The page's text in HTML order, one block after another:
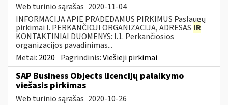
Web turinio sąrašas 2020-11-04
INFORMACIJA APIE PRADEDAMUS PIRKIMUS Paslaugų
pirkimai I. PERKANČIOJI ORGANIZACIJA, ADRESAS IR
KONTAKTINIAI DUOMENYS: I.1. Perkančiosios
organizacijos pavadinimas...
Metai: 2020 Pagrindinis:Viešieji pirkimai
SAP Business Objects licencijų palaikymo
viešasis pirkimas
Web turinio sąrašas 2020-10-26